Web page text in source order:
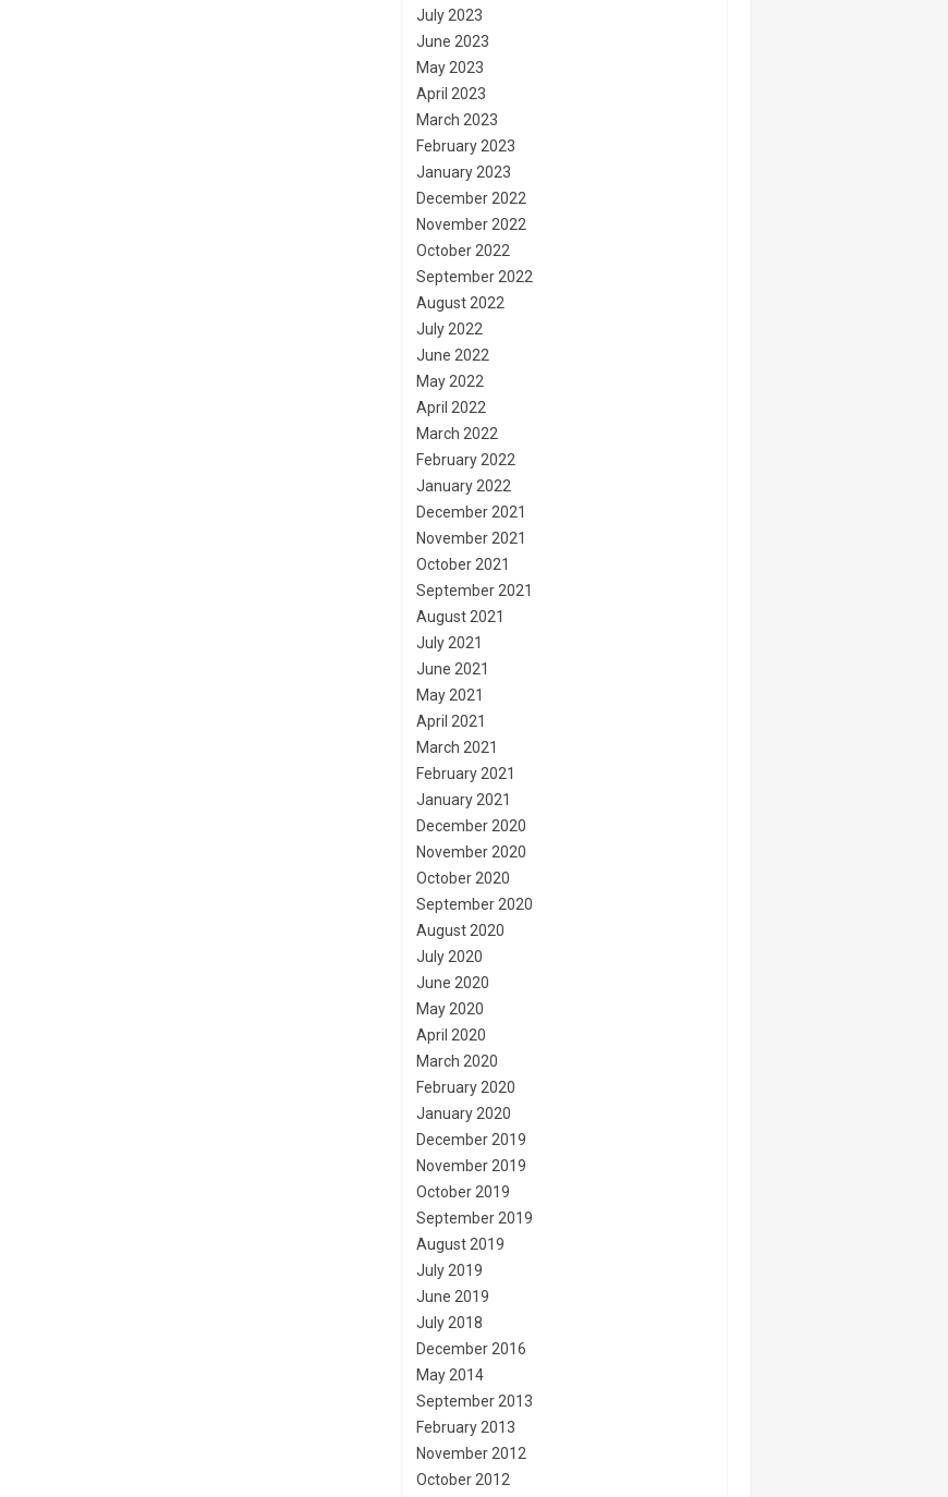
July 2023
June 2023
May 2023
April 2023
March 2023
February 2023
January 2023
December 2022
November 2022
October 2022
September 2022
August 2022
July 2022
June 2022
May 2022
April 2022
March 2022
February 2022
January 2022
December 2021
November 2021
October 2021
September 2021
August 2021
July 2021
June 2021
May 2021
April 2021
March 2021
February 2021
January 2021
December 2020
November 2020
October 2020
September 2020
August 2020
July 2020
June 2020
May 2020
April 2020
March 2020
February 2020
January 2020
December 2019
November 2019
October 2019
September 2019
August 2019
July 2019
June 2019
July 2018
December 2016
May 2014
September 2013
February 2013
November 2012
October 2012